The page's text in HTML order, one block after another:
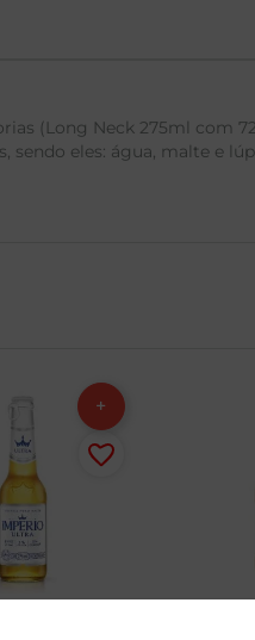
(Long Neck 275ml com
sendo eles: água, malte e